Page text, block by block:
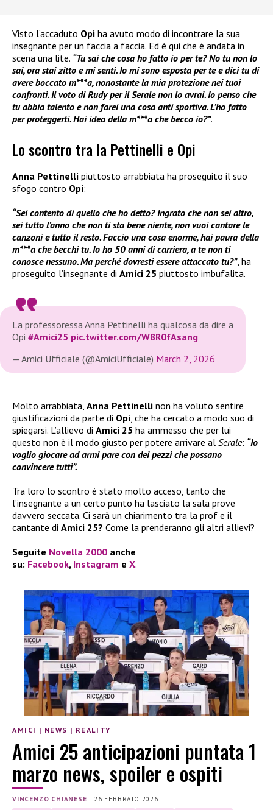
Visto l’accaduto Opi ha avuto modo di incontrare la sua
insegnante per un faccia a faccia. Ed è qui che è andata in
scena una lite. “Tu sai che cosa ho fatto io per te? No tu non lo
sai, ora stai zitto e mi senti. Io mi sono esposta per te e dici tu di
avere boccato m***a, nonostante la mia protezione nei tuoi
confronti. Il voto di Rudy per il Serale non lo avrai. Io penso che
tu abbia talento e non farei una cosa anti sportiva. L’ho fatto
per proteggerti. Hai idea della m***a che becco io?”.
Lo scontro tra la Pettinelli e Opi
Anna Pettinelli piuttosto arrabbiata ha proseguito il suo
sfogo contro Opi:
“Sei contento di quello che ho detto? Ingrato che non sei altro,
sei tutto l’anno che non ti sta bene niente, non vuoi cantare le
canzoni e tutto il resto. Faccio una cosa enorme, hai paura della
m***a che becchi tu. Io ho 50 anni di carriera, a te non ti
conosce nessuno. Ma perché dovresti essere attaccato tu?”, ha
proseguito l’insegnante di Amici 25 piuttosto imbufalita.
La professoressa Anna Pettinelli ha qualcosa da dire a
Opi #Amici25 pic.twitter.com/W8R0fAsang
— Amici Ufficiale (@AmiciUfficiale) March 2, 2026
Molto arrabbiata, Anna Pettinelli non ha voluto sentire
giustificazioni da parte di Opi, che ha cercato a modo suo di
spiegarsi. L’allievo di Amici 25 ha ammesso che per lui
questo non è il modo giusto per potere arrivare al Serale: “Io
voglio giocare ad armi pare con dei pezzi che possano
convincere tutti”.
Tra loro lo scontro è stato molto acceso, tanto che
l’insegnante a un certo punto ha lasciato la sala prove
davvero seccata. Ci sarà un chiarimento tra la prof e il
cantante di Amici 25? Come la prenderanno gli altri allievi?
Seguite Novella 2000 anche
su: Facebook, Instagram e X.
AMICI | NEWS | REALITY
Amici 25 anticipazioni puntata 1
marzo news, spoiler e ospiti
VINCENZO CHIANESE | 26 FEBBRAIO 2026